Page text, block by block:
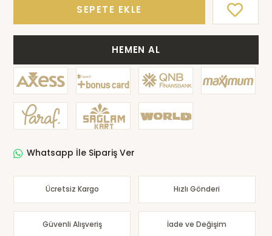
SEPETE EKLE
HEMEN AL
Whatsapp İle Sipariş Ver
Ücretsiz Kargo Hızlı Gönderi
Güvenli Alışveriş İade ve Değişim